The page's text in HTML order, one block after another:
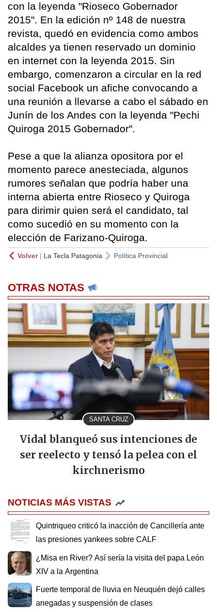
con la leyenda "Rioseco Gobernador
2015". En la edición nº 148 de nuestra
revista, quedó en evidencia como ambos
alcaldes ya tienen reservado un dominio
en internet con la leyenda 2015. Sin
embargo, comenzaron a circular en la red
social Facebook un afiche convocando a
una reunión a llevarse a cabo el sábado en
Junín de los Andes con la leyenda "Pechi
Quiroga 2015 Gobernador".
Pese a que la alianza opositora por el
momento parece anesteciada, algunos
rumores señalan que podría haber una
interna abierta entre Rioseco y Quiroga
para dirimir quien será el candidato, tal
como sucedió en su momento con la
elección de Farizano-Quiroga.
Volver| La Tecla Patagonia Política Provincial
OTRAS NOTAS
SANTA CRUZ
Vidal blanqueó sus intenciones de
ser reelecto y tensó la pelea con el
kirchnerismo
NOTICIAS MÁS VISTAS
Quintriqueo criticó la inacción de Cancillería ante
las presiones yankees sobre CALF
¿Misa en River? Así sería la visita del papa León
XIV a la Argentina
Fuerte temporal de lluvia en Neuquén dejó calles
anegadas y suspensión de clases